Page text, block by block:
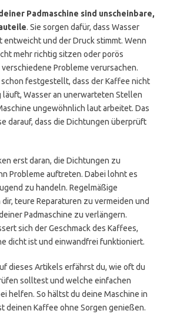
Padmaschine sind unscheinbare,
. Sie sorgen dafür, dass Wasser
entweicht und der Druck stimmt. Wenn
mehr richtig sitzen oder porös
Probleme verursachen.
festgestellt, dass der Kaffee nicht
läuft, Wasser an unerwarteten Stellen
ungewöhnlich laut arbeitet. Das
darauf, dass die Dichtungen überprüft
erst daran, die Dichtungen zu
Probleme auftreten. Dabei lohnt es
zu handeln. Regelmäßige
teure Reparaturen zu vermeiden und
Padmaschine zu verlängern.
sich der Geschmack des Kaffees,
dicht ist und einwandfrei funktioniert.
dieses Artikels erfährst du, wie oft du
solltest und welche einfachen
helfen. So hältst du deine Maschine in
deinen Kaffee ohne Sorgen genießen.